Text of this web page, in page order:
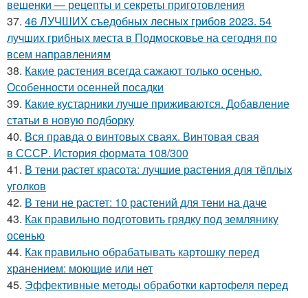
вешенки — рецепты и секреты приготовления
37. 46 ЛУЧШИХ съедобных лесных грибов 2023. 54
лучших грибных места в Подмосковье на сегодня по
всем направлениям
38. Какие растения всегда сажают только осенью.
Особенности осенней посадки
39. Какие кустарники лучше приживаются. Добавление
статьи в новую подборку
40. Вся правда о винтовых сваях. Винтовая свая
в СССР. История формата 108/300
41. В тени растет красота: лучшие растения для тёплых
уголков
42. В тени не растет: 10 растений для тени на даче
43. Как правильно подготовить грядку под землянику
осенью
44. Как правильно обрабатывать картошку перед
хранением: моющие или нет
45. Эффективные методы обработки картофеля перед